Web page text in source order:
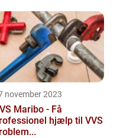
november 2023
Maribo - Få
hjælp til VVS